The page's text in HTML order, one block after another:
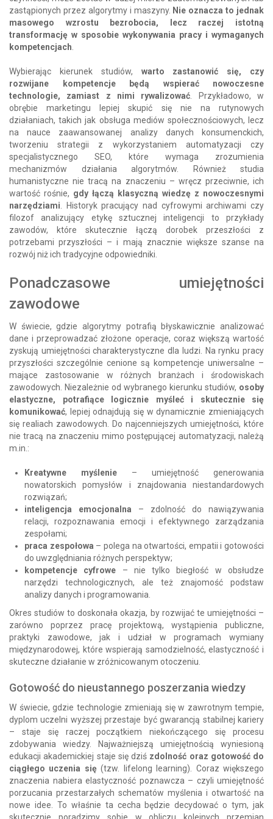
zastąpionych przez algorytmy i maszyny. Nie oznacza to jednak
masowego wzrostu bezrobocia, lecz raczej istotną
transformację w sposobie wykonywania pracy i wymaganych
kompetencjach
Wybierając kierunek studiów, warto zastanowić się,
czy
rozwijane kompetencje będą wspierać nowoczesne
technologie, zamiast z nimi rywalizować . Przykładowo, w
obrębie marketingu lepiej skupić się nie na rutynowych
działaniach, takich jak obsługa mediów społecznościowych, lecz
na nauce zaawansowanej analizy danych konsumenckich,
tworzeniu strategii z wykorzystaniem automatyzacji czy
specjalistycznego SEO, które wymaga zrozumienia
mechanizmów działania algorytmów. Również studia
humanistyczne nie tracą na znaczeniu – wręcz przeciwnie, ich
wartość rośnie, gdy łączą klasyczną wiedzę z nowoczesnymi
narzędziami . Historyk pracujący nad cyfrowymi archiwami czy
filozof analizujący etykę sztucznej inteligencji to przykłady
zawodów, które skutecznie łączą dorobek przeszłości z
potrzebami przyszłości – i mają znacznie większe szanse na
rozwój niż ich tradycyjne odpowiedniki.
Ponadczasowe umiejętności
zawodowe
W świecie, gdzie algorytmy potrafią błyskawicznie analizować
dane i przeprowadzać złożone operacje, coraz większą wartość
zyskują umiejętności charakterystyczne dla ludzi. Na rynku pracy
przyszłości szczególnie cenione są kompetencje uniwersalne –
mające zastosowanie w różnych branżach i środowiskach
zawodowych. Niezależnie od wybranego kierunku studiów, osoby
elastyczne, potrafiące logicznie myśleć i skutecznie się
komunikować, lepiej odnajdują się w dynamicznie zmieniających
się realiach zawodowych. Do najcenniejszych umiejętności, które
nie tracą na znaczeniu mimo postępującej automatyzacji, należą
m.in.:
Kreatywne myślenie – umiejętność generowania
nowatorskich pomysłów i znajdowania niestandardowych
rozwiązań;
inteligencja emocjonalna – zdolność do nawiązywania
relacji, rozpoznawania emocji i efektywnego zarządzania
zespołami;
praca zespołowa – polega na otwartości, empatii i gotowości
do uwzględniania różnych perspektyw;
kompetencje cyfrowe – nie tylko biegłość w obsłudze
narzędzi technologicznych, ale też znajomość podstaw
analizy danych i programowania.
Okres studiów to doskonała okazja, by rozwijać te umiejętności –
zarówno poprzez pracę projektową, wystąpienia publiczne,
praktyki zawodowe, jak i udział w programach wymiany
międzynarodowej, które wspierają samodzielność, elastyczność i
skuteczne działanie w zróżnicowanym otoczeniu.
Gotowość do nieustannego poszerzania wiedzy
W świecie, gdzie technologie zmieniają się w zawrotnym tempie,
dyplom uczelni wyższej przestaje być gwarancją stabilnej kariery
– staje się raczej początkiem niekończącego się procesu
zdobywania wiedzy. Najważniejszą umiejętnością wyniesioną
edukacji akademickiej staje się dziś zdolność oraz gotowość do
ciągłego uczenia się(tzw. lifelong learning). Coraz większego
znaczenia nabiera elastyczność poznawcza – czyli umiejętność
porzucania przestarzałych schematów myślenia i otwartość na
nowe idee. To właśnie ta cecha będzie decydować o tym, jak